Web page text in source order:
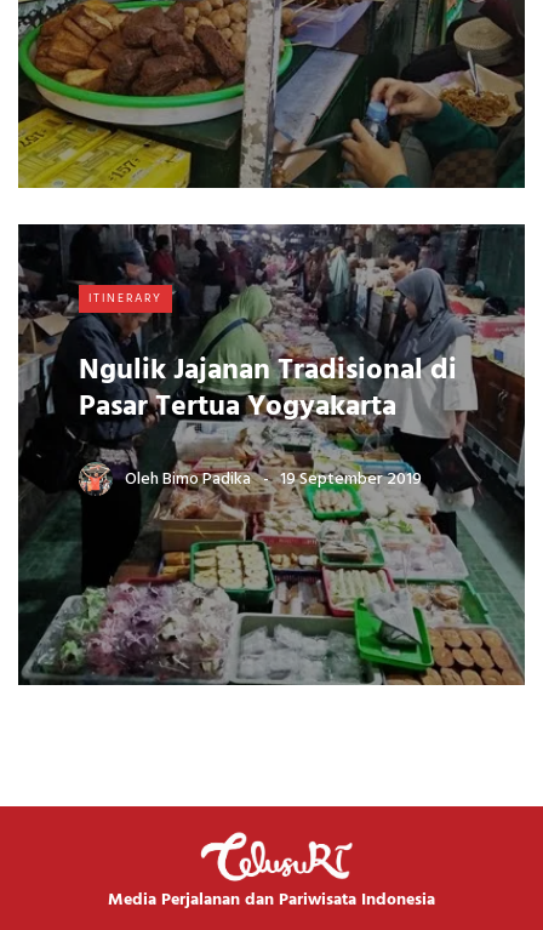
ITINERARY
Ngulik Jajanan Tradisional di
Pasar Tertua Yogyakarta
OlehBimo Padika 19 September 2019
Media Perjalanan dan Pariwisata Indonesia